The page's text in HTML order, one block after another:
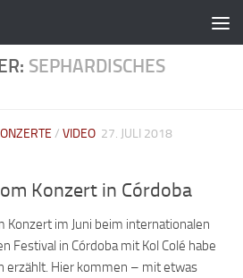
SEPHARDISCHES
/ VIDEO 27. JULI 2018
Konzert in Córdoba
Konzert im Juni beim internationalen
Festival in Córdoba mit Kol Colé habe
erzählt. Hier kommen – mit etwas